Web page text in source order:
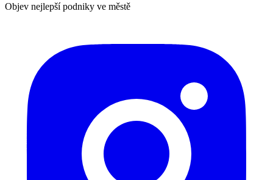
Objev nejlepší podniky ve městě